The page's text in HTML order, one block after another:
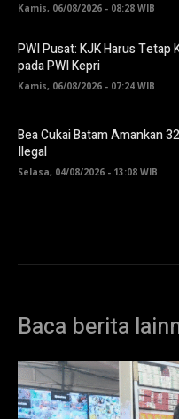
Kamis, 06/08/2026 - 08:28 WIB
PWI Pusat: KJK Harus Tetap
pada PWI Kepri
Kamis, 06/08/2026 - 07:24 WIB
Bea Cukai Batam Amankan
Ilegal
Selasa, 04/08/2026 - 13:08 WIB
Baca berita